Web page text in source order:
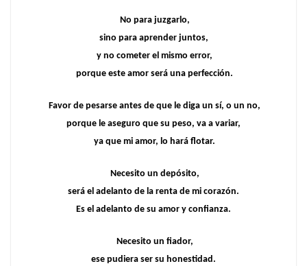
No para juzgarlo,
sino para aprender juntos,
y no cometer el mismo error,
porque este amor será una perfección.
Favor de pesarse antes de que le diga un sí, o un no,
porque le aseguro que su peso, va a variar,
ya que mi amor, lo hará flotar.
Necesito un depósito,
será el adelanto de la renta de mi corazón.
Es el adelanto de su amor y confianza.
Necesito un fiador,
ese pudiera ser su honestidad.